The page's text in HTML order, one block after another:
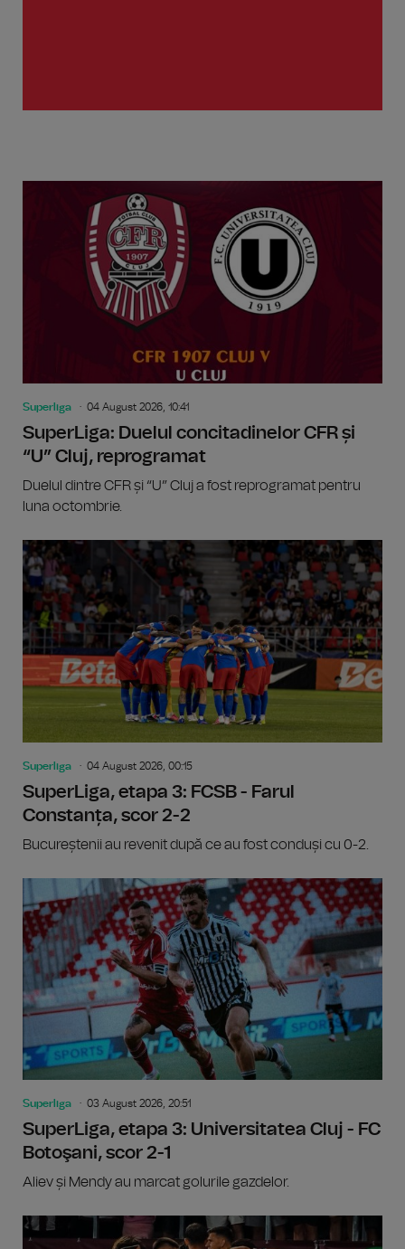
Superliga 04 August 2026, 10:41
SuperLiga: Duelul concitadinelor CFR și
“U” Cluj, reprogramat
Duelul dintre CFR și “U” Cluj a fost reprogramat pentru
luna octombrie.
Superliga 04 August 2026, 00:15
SuperLiga, etapa 3: FCSB - Farul
Constanța, scor 2-2
Bucureștenii au revenit după ce au fost conduși cu 0-2.
Superliga 03 August 2026, 20:51
SuperLiga, etapa 3: Universitatea Cluj - FC
Botoşani, scor 2-1
Aliev și Mendy au marcat golurile gazdelor.